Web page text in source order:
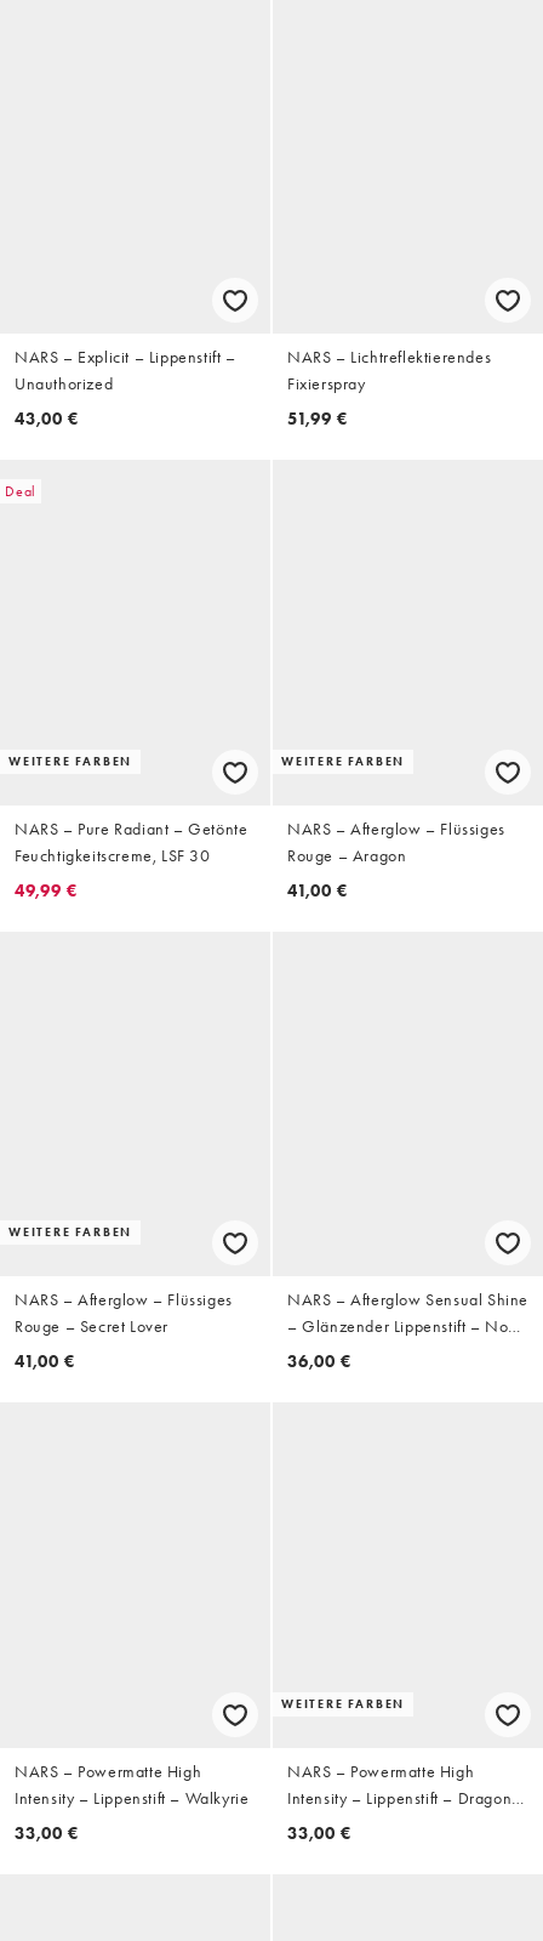
NARS – Explicit – Lippenstift –
Unauthorized
43,00 €
NARS – Lichtreflektierendes
Fixierspray
51,99 €
Deal
WEITERE FARBEN
NARS – Pure Radiant – Getönte
Feuchtigkeitscreme, LSF 30
49,99 €
WEITERE FARBEN
NARS – Afterglow – Flüssiges
Rouge – Aragon
41,00 €
WEITERE FARBEN
NARS – Afterglow – Flüssiges
Rouge – Secret Lover
41,00 €
NARS – Afterglow Sensual Shine
– Glänzender Lippenstift – No
Inhibitions
36,00 €
NARS – Powermatte High
Intensity – Lippenstift – Walkyrie
33,00 €
WEITERE FARBEN
NARS – Powermatte High
Intensity – Lippenstift – Dragon
Girl
33,00 €